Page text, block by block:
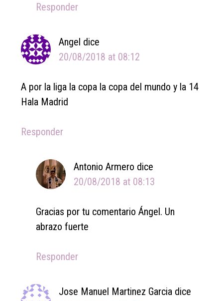
Responder
Angel dice
20/08/2018 at 08:12
A por la liga la copa la copa del mundo y la 14
Hala Madrid
Responder
Antonio Armero dice
20/08/2018 at 08:13
Gracias por tu comentario Ángel. Un
abrazo fuerte
Responder
Jose Manuel Martinez Garcia dice